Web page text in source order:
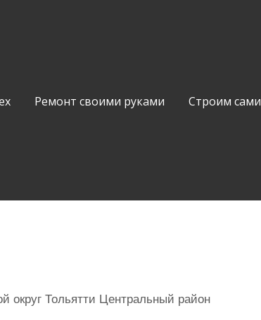
Ремонт своими руками Строим сами
округ Тольятти Центральный район